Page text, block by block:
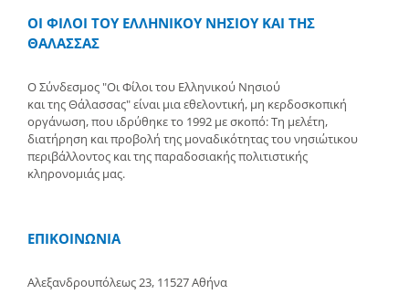
ΟΙ ΦΙΛΟΙ ΤΟΥ ΕΛΛΗΝΙΚΟΥ ΝΗΣΙΟΥ ΚΑΙ ΤΗΣ
ΘΑΛΑΣΣΑΣ
Ο Σύνδεσμος "Οι Φίλοι του Ελληνικού Νησιού
και της Θάλασσας" είναι μια εθελοντική, μη κερδοσκοπική
οργάνωση, που ιδρύθηκε το 1992 με σκοπό: Τη μελέτη,
διατήρηση και προβολή της μοναδικότητας του νησιώτικου
περιβάλλοντος και της παραδοσιακής πολιτιστικής
κληρονομιάς μας.
ΕΠΙΚΟΙΝΩΝΙΑ
Αλεξανδρουπόλεως 23, 11527 Αθήνα